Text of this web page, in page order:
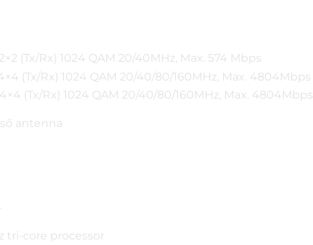
(Tx/Rx) 1024 QAM 20/40MHz, Max. 574 Mbps
4×4 (Tx/Rx) 1024 QAM 20/40/80/160MHz, Max. 4804Mbps
4×4 (Tx/Rx) 1024 QAM 20/40/80/160MHz, Max. 4804Mbps
antenna
tri-core processor